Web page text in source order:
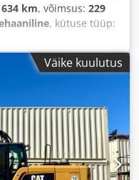
634 km, võimsus: 229
, kütuse tüüp:
15 000 kg, telje
, esmane
lukk,
nelikvedu,
roolivõimendi,
täiendavad
Väike kuulutus